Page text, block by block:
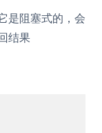
是阻塞式的，会
结果